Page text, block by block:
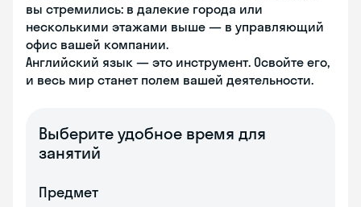
вы стремились: в далекие города или
несколькими этажами выше — в управляющий
офис вашей компании.
Английский язык — это инструмент. Освойте его,
и весь мир станет полем вашей деятельности.
Выберите удобное время для
занятий
Предмет